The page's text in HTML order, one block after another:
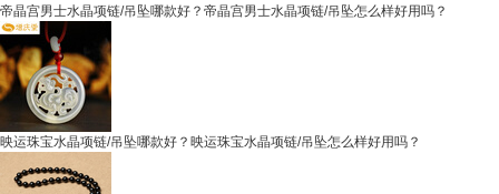
帝晶宫男士水晶项链/吊坠哪款好？帝晶宫男士水晶项链/吊坠怎么样好用吗？
映运珠宝水晶项链/吊坠哪款好？映运珠宝水晶项链/吊坠怎么样好用吗？